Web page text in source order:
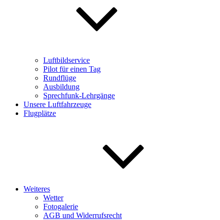
Luftbildservice
Pilot für einen Tag
Rundflüge
Ausbildung
Sprechfunk-Lehrgänge
Unsere Luftfahrzeuge
Flugplätze
Weiteres
Wetter
Fotogalerie
AGB und Widerrufsrecht